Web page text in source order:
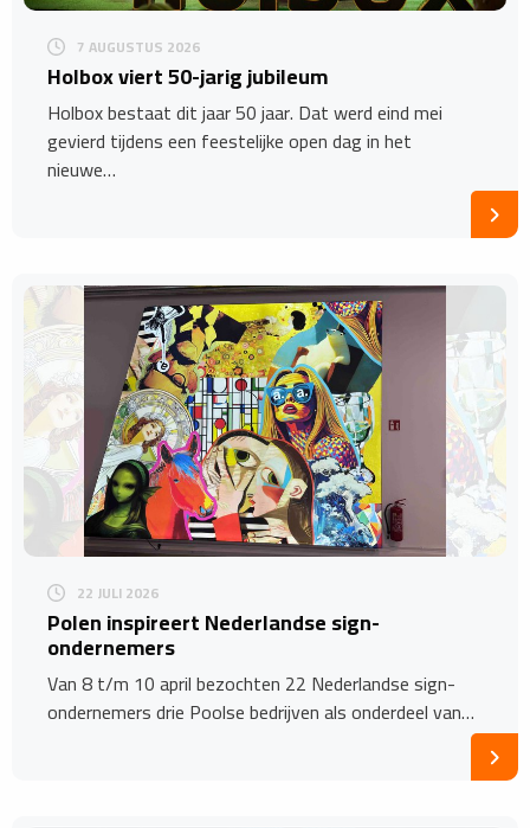
7 AUGUSTUS 2026
Holbox viert 50-jarig jubileum
Holbox bestaat dit jaar 50 jaar. Dat werd eind mei
gevierd tijdens een feestelijke open dag in het
nieuwe…
22 JULI 2026
Polen inspireert Nederlandse sign-
ondernemers
Van 8 t/m 10 april bezochten 22 Nederlandse sign-
ondernemers drie Poolse bedrijven als onderdeel van…